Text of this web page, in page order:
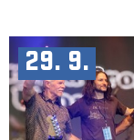
29. 9.